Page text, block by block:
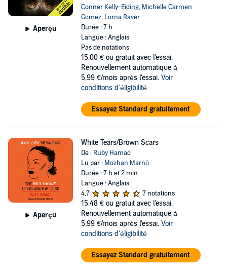
Aperçu
Conner Kelly-Eiding, Michelle Carmen
Gomez, Lorna Raver
Durée : 7 h
Langue : Anglais
Pas de notations
15,00 € ou gratuit avec l'essai.
Renouvellement automatique à
5,99 €/mois après l'essai. Voir
conditions d'éligibilité
Essayez Standard gratuitement
Aperçu
White Tears/Brown Scars
De : Ruby Hamad
Lu par : Mozhan Marnò
Durée : 7 h et 2 min
Langue : Anglais
4,7
7 notations
15,48 € ou gratuit avec l'essai.
Renouvellement automatique à
5,99 €/mois après l'essai. Voir
conditions d'éligibilité
Essayez Standard gratuitement